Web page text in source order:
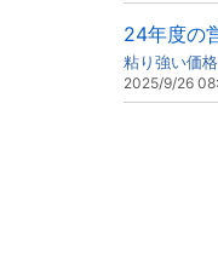
24年度の
粘り強い価
2025/9/26